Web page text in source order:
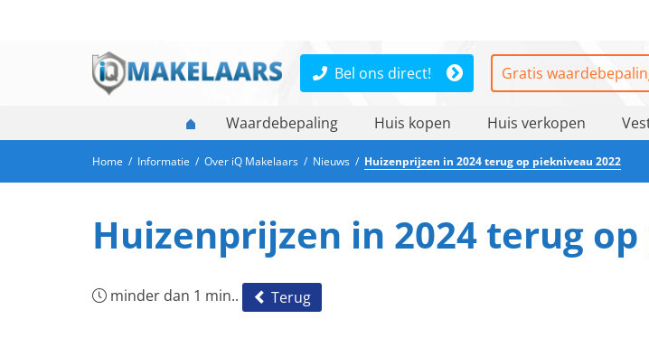
Bel ons direct! Gratis
Waardebepaling Huis kopen Huis verkopen
Home / Informatie / Over iQ Makelaars / Nieuws / Huizenprijzen in 2024 terug op piekniveau 2022
Huizenprijzen in 2024 terug
minder dan 1 min.. Terug